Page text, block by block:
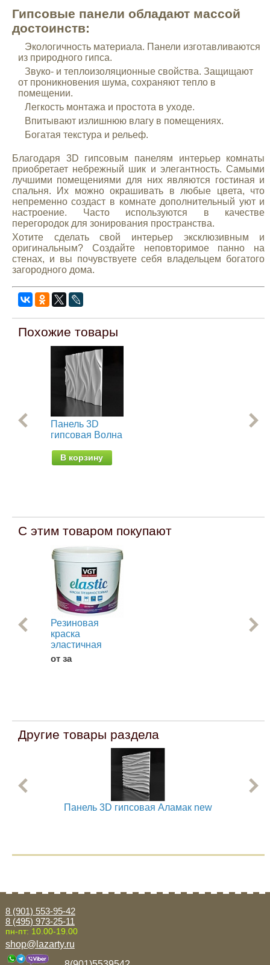
Гипсовые панели обладают массой
достоинств:
Экологичность материала. Панели изготавливаются
из природного гипса.
Звуко- и теплоизоляционные свойства. Защищают
от проникновения шума, сохраняют тепло в
помещении.
Легкость монтажа и простота в уходе.
Впитывают излишнюю влагу в помещениях.
Богатая текстура и рельеф.
Благодаря 3D гипсовым панелям интерьер комнаты
приобретает небрежный шик и элегантность. Самыми
лучшими помещениями для них являются гостиная и
спальня. Их можно окрашивать в любые цвета, что
непременно создаст в комнате дополнительный уют и
настроение. Часто используются в качестве
перегородок для зонирования пространства.
Хотите сделать свой интерьер эксклюзивным и
оригинальным? Создайте неповторимое панно на
стенах, и вы почувствуете себя владельцем богатого
загородного дома.
Похожие товары
Панель 3D
гипсовая Волна
В корзину
С этим товаром покупают
Резиновая
краска
эластичная
от за
Другие товары раздела
Панель 3D гипсовая Аламак new
8 (901) 553-95-42
8 (495) 973-25-11
пн-пт: 10.00-19.00
shop@lazarty.ru